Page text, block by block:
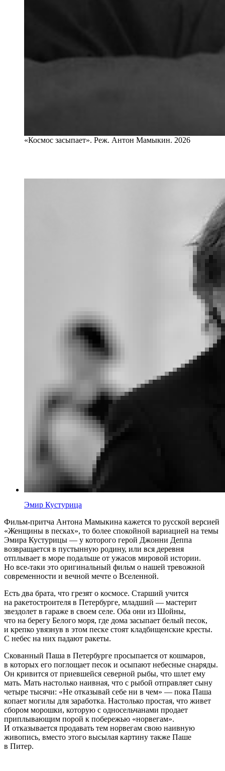
«Космос засыпает». Реж. Антон Мамыкин. 2026
Эмир Кустурица
Фильм-притча Антона Мамыкина кажется то русской версией
«Женщины в песках», то более спокойной вариацией на темы
Эмира Кустурицы — у которого герой Джонни Деппа
возвращается в пустынную родину, или вся деревня
отплывает в море подальше от ужасов мировой истории.
Но все-таки это оригинальный фильм о нашей тревожной
современности и вечной мечте о Вселенной.
Есть два брата, что грезят о космосе. Старший учится
на ракетостроителя в Петербурге, младший — мастерит
звездолет в гараже в своем селе. Оба они из Шойны,
что на берегу Белого моря, где дома засыпает белый песок,
и крепко увязнув в этом песке стоят кладбищенские кресты.
С небес на них падают ракеты.
Скованный Паша в Петербурге просыпается от кошмаров,
в которых его поглощает песок и осыпают небесные снаряды.
Он кривится от приевшейся северной рыбы, что шлет ему
мать. Мать настолько наивная, что с рыбой отправляет сыну
четыре тысячи: «Не отказывай себе ни в чем» — пока Паша
копает могилы для заработка. Настолько простая, что живет
сбором морошки, которую с односельчанами продает
приплывающим порой к побережью «норвегам».
И отказывается продавать тем норвегам свою наивную
живопись, вместо этого высылая картину также Паше
в Питер.